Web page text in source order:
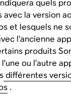
quels
avec la version
et lesquels ne
l’ancienne
produits
ou l’autre
différentes
.